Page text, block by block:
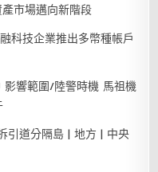
市場邁向新階段
科技企業推出多幣種帳戶
影響範圍/陸警時機 馬祖機
引道分隔島 | 地方 | 中央